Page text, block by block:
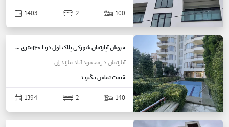
100
2
1403
فروش آپارتمان شهرکی پلاک اول دریا ۱۴۰متری در محمودآباد
آپارتماندرمحمود آبادمازندران
قیمتتماس بگیرید
140
2
1394